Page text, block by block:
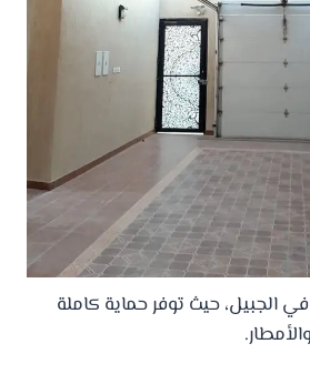
في الجبيل، حيث توفر حماية كاملة